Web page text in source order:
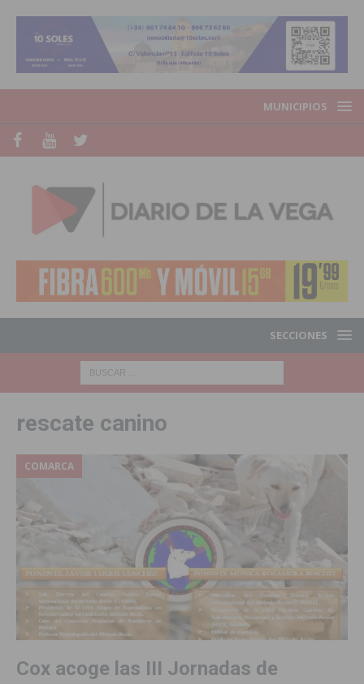
MUNICIPIOS
SECCIONES
rescate canino
COMARCA
Cox acoge las III Jornadas de